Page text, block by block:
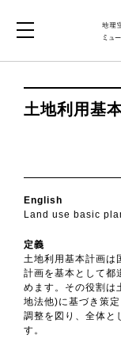
土地利用基
English
Land use basic
定義
土地利用基本計画は
計画を基本として都
めます。その役割は
地法他)に基づき策
調整を図り、全体と
す。